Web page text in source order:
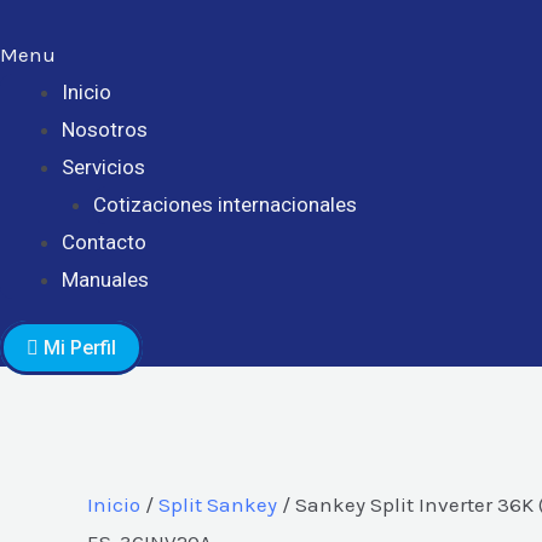
Menu
Inicio
Nosotros
Servicios
Cotizaciones internacionales
Contacto
Manuales
Mi Perfil
Inicio / Split Sankey / Sankey Split Inverter 36K